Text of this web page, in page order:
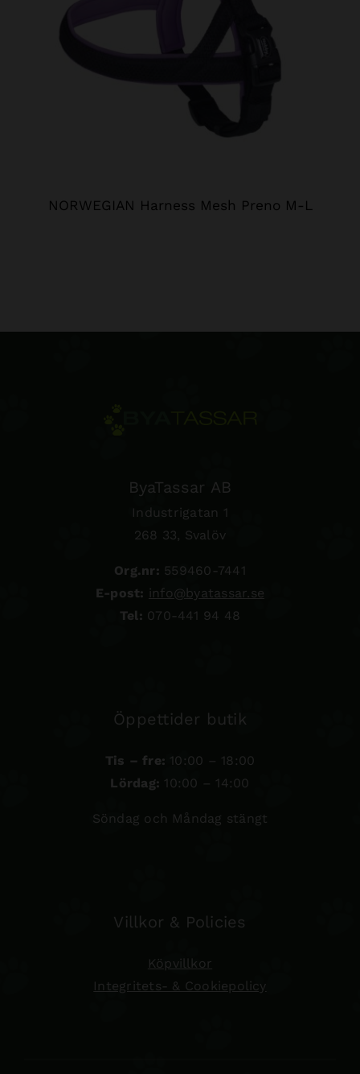
NORWEGIAN Harness Mesh Preno M-L
ByaTassar AB
Industrigatan 1
268 33, Svalöv
Org.nr: 559460-7441
E-post: info@byatassar.se
Tel: 070-441 94 48
Öppettider butik
Tis – fre: 10:00 – 18:00
Lördag: 10:00 – 14:00
Söndag och Måndag stängt
Villkor & Policies
Köpvillkor
Integritets- & Cookiepolicy